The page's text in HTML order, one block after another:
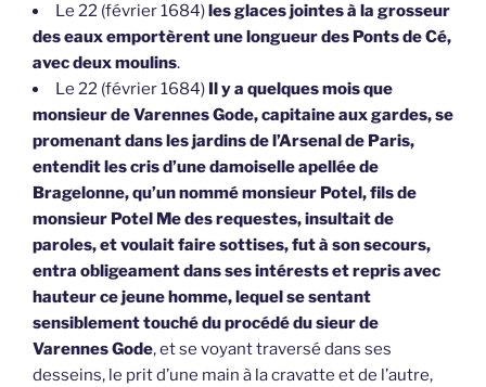
Le 22 (février 1684)les glaces jointes à la grosseur
des eaux emportèrent une longueur des Ponts de Cé,
avec deux moulins.
Le 22 (février 1684) Il y a quelques mois que
monsieur de Varennes Gode, capitaine aux gardes, se
promenant dans les jardins de l’Arsenal de Paris,
entendit les cris d’une damoiselle apellée de
Bragelonne, qu’un nommé monsieur Potel, fils de
monsieur Potel Me des requestes, insultait de
paroles, et voulait faire sottises, fut à son secours,
entra obligeament dans ses intérests et repris avec
hauteur ce jeune homme, lequel se sentant
sensiblement touché du procédé du sieur de
Varennes Gode, et se voyant traversé dans ses
desseins, le prit d’une main à la cravatte et de l’autre,